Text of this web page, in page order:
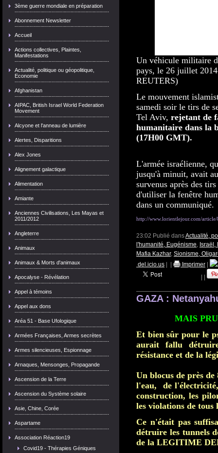
3ème guerre mondiale en préparation
Abonnement Newsletter
Accueil
Actions collectives, Plaintes,
Manifestations
Actualité, politique ou géopolitique,
Economie
Afghanistan
AIPAC, British Israel World Federation
Movement
Alcyone et l'anneau de lumière
Alertes, Disparitions
Alex Jones
Alignement galactique
Alimentation
Amiante
Anciennes Civilisations, Les Mayas et
2011/2012
Angleterre
Animaux
Animaux & Morts d'animaux
Apocalyse - Révélation
Appel à témoins
Appel aux dons
Aréa 51 - Base Ufologique
Armées Françaises, Armes secrètes
Armes silencieuses, Espionnage
Arnaques, Mensonges, Propagande
Ascension de la Terre
Ascension du Système solaire
Asie, Chine, Corée
Aspartame
Association Réaction19
Covid19 - Thérapies Géniques
Un véhicule militaire
pays, le 26 juillet
REUTERS)
Le mouvement
samedi soir le tirs de
Tel Aviv, rejetant de
humanitaire dans la
(17H00 GMT).
L'armée israélienne,
jusqu'à minuit, avait
survenus après des
d'utiliser la fenêtre
dans un communiqué.
http://www.lorientlejour.com/article/
23:02 Publié dansActualité,
l'humanité, Eugénisme,
Mafia Kazhar, Sionisme,
del.icio.us
Imprimer
GAZA :
MAIS
Et bien sûr pour le
aurait fallu
résistance et de la
Un blocus de près
l'eau, de
construction, les
les violations de tous
Ce n'était pas
détruire les tunnels
de la LEGITIME